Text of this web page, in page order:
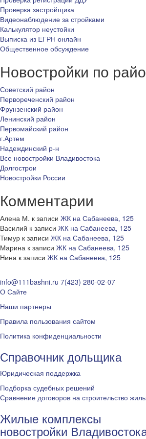
Проверка застройщика
Видеонаблюдение за стройками
Калькулятор неустойки
Выписка из ЕГРН онлайн
Общественное обсуждение
Новостройки по
Советский район
Первореченский район
Фрунзенский район
Ленинский район
Первомайский район
г.Артем
Надеждинский р-н
Все новостройки Владивостока
Долгострои
Новостройки России
Комментарии
Алена М. к записи ЖК на Сабанеева, 125
Василий к записи ЖК на Сабанеева, 125
Тимур к записи ЖК на Сабанеева, 125
Марина к записи ЖК на Сабанеева, 125
Нина к записи ЖК на Сабанеева, 125
info@111bashni.ru 7(423) 280-02-07
О Сайте
Наши партнеры
Правила пользования сайтом
Политика конфиденциальности
Справочник дольщика
Юридическая поддержка
Подборка судебных решений
Сравнение договоров на строительство
Жилые комплексы
новостройки